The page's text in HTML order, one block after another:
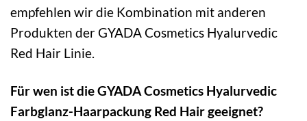
empfehlen wir die Kombination mit anderen
Produkten der GYADA Cosmetics Hyalurvedic
Red Hair Linie.
Für wen ist die GYADA Cosmetics Hyalurvedic
Farbglanz-Haarpackung Red Hair geeignet?